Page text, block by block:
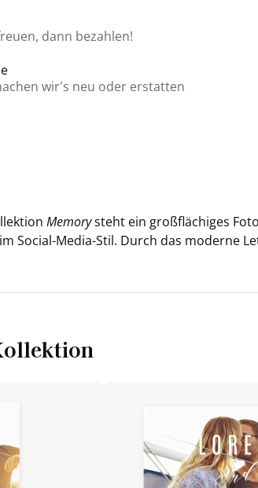
dann bezahlen!
wir’s neu oder erstatten
Me­mo­rysteht ein groß­flä­chi­ges
Social-​Media-Stil. Durch das mo­der­ne